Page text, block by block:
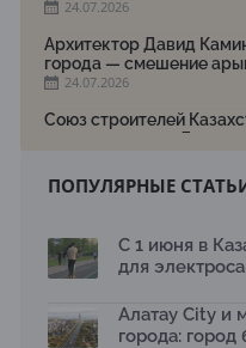
24.07.2026
Архитектор Давид
города — смешение
24.07.2026
Союз строителей
мероприятие ко Дню
Новый Строительный
17.07.2026
рободоставки в Астане
15.07.2026
ПОПУЛЯРНЫЕ
С 1 июня в
для
Алатау City и
города: